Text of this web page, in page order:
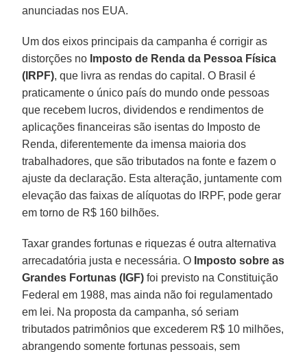
anunciadas nos EUA.
Um dos eixos principais da campanha é corrigir as
distorções no Imposto de Renda da Pessoa Física
(IRPF), que livra as rendas do capital. O Brasil é
praticamente o único país do mundo onde pessoas
que recebem lucros, dividendos e rendimentos de
aplicações financeiras são isentas do Imposto de
Renda, diferentemente da imensa maioria dos
trabalhadores, que são tributados na fonte e fazem o
ajuste da declaração. Esta alteração, juntamente com
elevação das faixas de alíquotas do IRPF, pode gerar
em torno de R$ 160 bilhões.
Taxar grandes fortunas e riquezas é outra alternativa
arrecadatória justa e necessária. O Imposto sobre as
Grandes Fortunas (IGF) foi previsto na Constituição
Federal em 1988, mas ainda não foi regulamentado
em lei. Na proposta da campanha, só seriam
tributados patrimônios que excederem R$ 10 milhões,
abrangendo somente fortunas pessoais, sem